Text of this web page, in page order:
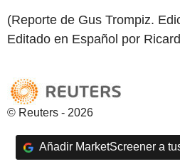
(Reporte de Gus Trompiz.
Editado en Español por
© Reuters - 2026
Añadir MarketScreener a